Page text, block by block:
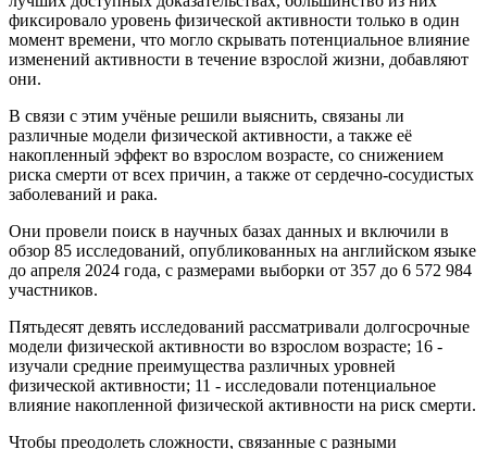
фиксировало уровень физической активности только в один
момент времени, что могло скрывать потенциальное влияние
изменений активности в течение взрослой жизни, добавляют
они.
В связи с этим учёные решили выяснить, связаны ли
различные модели физической активности, а также её
накопленный эффект во взрослом возрасте, со снижением
риска смерти от всех причин, а также от сердечно‑сосудистых
заболеваний и рака.
Они провели поиск в научных базах данных и включили в
обзор 85 исследований, опубликованных на английском языке
до апреля 2024 года, с размерами выборки от 357 до 6 572 984
участников.
Пятьдесят девять исследований рассматривали долгосрочные
модели физической активности во взрослом возрасте; 16 -
изучали средние преимущества различных уровней
физической активности; 11 - исследовали потенциальное
влияние накопленной физической активности на риск смерти.
Чтобы преодолеть сложности, связанные с разными